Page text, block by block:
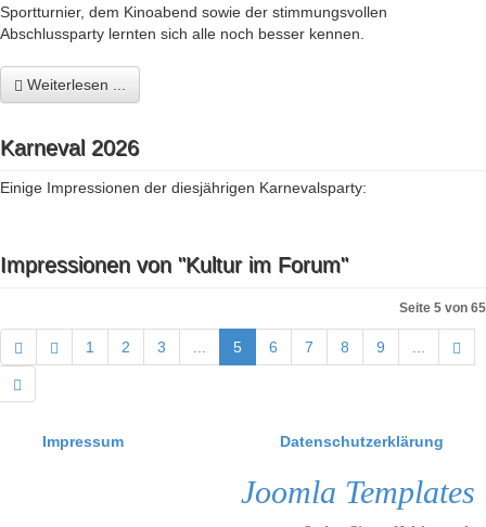
Sportturnier, dem Kinoabend sowie der stimmungsvollen
Abschlussparty lernten sich alle noch besser kennen.
Weiterlesen ...
Karneval 2026
Einige Impressionen der diesjährigen Karnevalsparty:
Impressionen von "Kultur im Forum"
Seite 5 von 65
1 2 3 5 6 7 8 9
Impressum Datenschutzerklärung
Joomla Templates